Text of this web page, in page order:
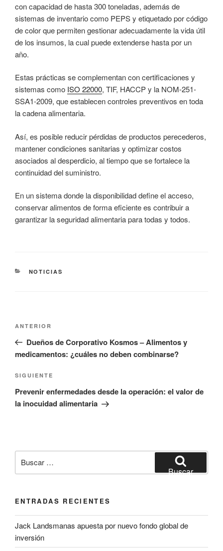
con capacidad de hasta 300 toneladas, además de
sistemas de inventario como PEPS y etiquetado por código
de color que permiten gestionar adecuadamente la vida útil
de los insumos, la cual puede extenderse hasta por un
año.
Estas prácticas se complementan con certificaciones y
sistemas como ISO 22000, TIF, HACCP y la NOM-251-
SSA1-2009, que establecen controles preventivos en toda
la cadena alimentaria.
Así, es posible reducir pérdidas de productos perecederos,
mantener condiciones sanitarias y optimizar costos
asociados al desperdicio, al tiempo que se fortalece la
continuidad del suministro.
En un sistema donde la disponibilidad define el acceso,
conservar alimentos de forma eficiente es contribuir a
garantizar la seguridad alimentaria para todas y todos.
CATEGORÍAS
NOTICIAS
Navegación
entradas
Entrada
anterior:
ANTERIOR
Dueños de Corporativo Kosmos – Alimentos y
medicamentos: ¿cuáles no deben combinarse?
Siguiente
entrada
SIGUIENTE
Prevenir enfermedades desde la operación: el valor de
la inocuidad alimentaria
por:
Buscar
ENTRADAS RECIENTES
Jack Landsmanas apuesta por nuevo fondo global de
inversión